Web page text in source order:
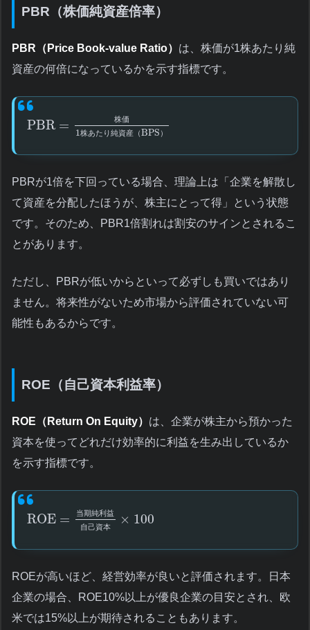
PBR（株価純資産倍率）
PBR（Price Book-value Ratio） は、株価が1株あたり純
資産の何倍になっているかを示す指標です。
PBR = 株価
1株あた り純資産 （BPS ）
PBRが1倍を下回っている場合、理論上は「企業を解散し
て資産を分配したほうが、株主にとって得」という状態
です。そのため、PBR1倍割れは割安のサインとされるこ
とがあります。
ただし、PBRが低いからといって必ずしも買いではあり
ません。将来性がないため市場から評価されていない可
能性もあるからです。
ROE（自己資本利益率）
ROE（Return On Equity） は、企業が株主から預かった
資本を使ってどれだけ効率的に利益を生み出しているか
を示す指標です。
ROE = 当期純利益
自己資本
× 100
ROEが高いほど、経営効率が良いと評価されます。日本
企業の場合、ROE10%以上が優良企業の目安とされ、欧
米では15%以上が期待されることもあります。